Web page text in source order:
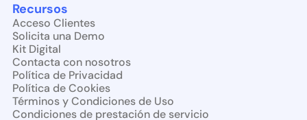
Recursos
Acceso Clientes
Solicita una Demo
Kit Digital
Contacta con nosotros
Política de Privacidad
Política de Cookies
Términos y Condiciones de Uso
Condiciones de prestación de servicio